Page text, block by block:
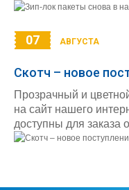
07 АВГУСТА
Скотч – новое
Прозрачный и
на сайт нашего
доступны для заказа